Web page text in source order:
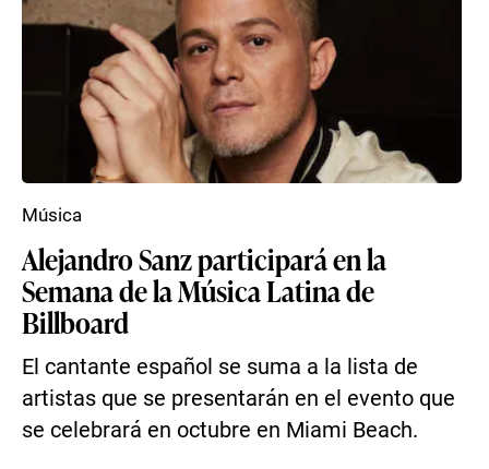
Alejandro Sanz participará en la
Semana de la Música Latina de
Billboard
El cantante español se suma a la lista de
artistas que se presentarán en el evento que
se celebrará en octubre en Miami Beach.
Música